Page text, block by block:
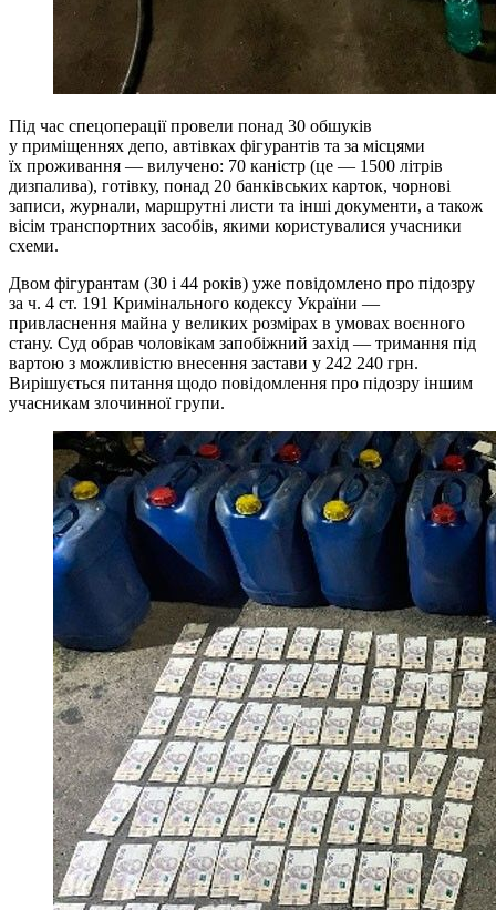
Під час спецоперації провели понад 30 обшуків
у приміщеннях депо, автівках фігурантів та за місцями
їх проживання — вилучено: 70 каністр (це — 1500 літрів
дизпалива), готівку, понад 20 банківських карток, чорнові
записи, журнали, маршрутні листи та інші документи, а також
вісім транспортних засобів, якими користувалися учасники
схеми.
Двом фігурантам (30 і 44 років) уже повідомлено про підозру
за ч. 4 ст. 191 Кримінального кодексу України —
привласнення майна у великих розмірах в умовах воєнного
стану. Суд обрав чоловікам запобіжний захід — тримання під
вартою з можливістю внесення застави у 242 240 грн.
Вирішується питання щодо повідомлення про підозру іншим
учасникам злочинної групи.